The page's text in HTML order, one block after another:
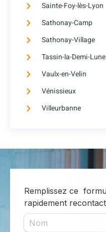
Sainte-Foy-lès-Lyon
Sathonay-Camp
Sathonay-Village
Tassin-la-Demi-Lune
Vaulx-en-Velin
Vénissieux
Villeurbanne